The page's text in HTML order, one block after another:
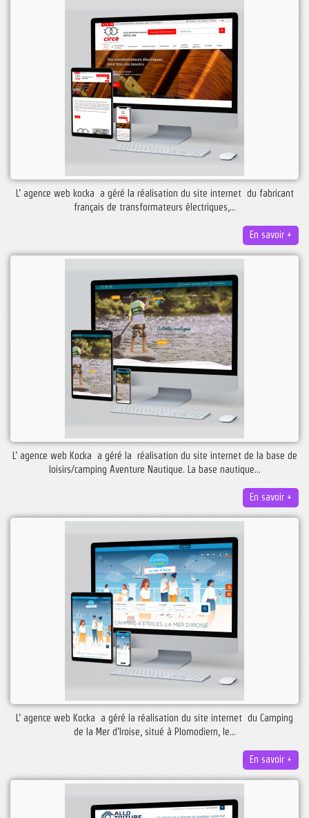
L’ agence web kocka a géré la réalisation du site internet du fabricant
français de transformateurs électriques,...
En savoir +
L’ agence web Kocka a géré la réalisation du site internet de la base de
loisirs/camping Aventure Nautique. La base nautique...
En savoir +
L’ agence web Kocka a géré la réalisation du site internet du Camping
de la Mer d’Iroise, situé à Plomodiern, le...
En savoir +